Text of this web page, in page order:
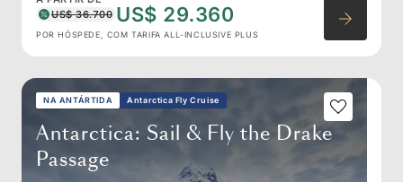
US$ 36.700 US$ 29.360
POR HÓSPEDE, COM TARIFA ALL-INCLUSIVE PLUS
NA ANTÁRTIDA Antarctica Fly Cruise
Antarctica: Sail & Fly the Drake
Passage